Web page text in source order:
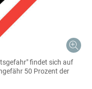
findet sich auf
50 Prozent der